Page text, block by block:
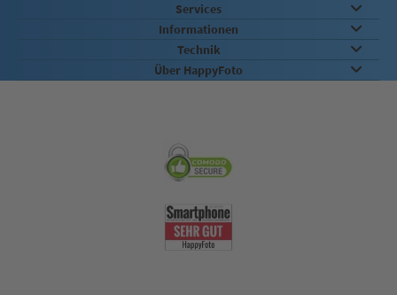
Services
Informationen
Technik
Über HappyFoto